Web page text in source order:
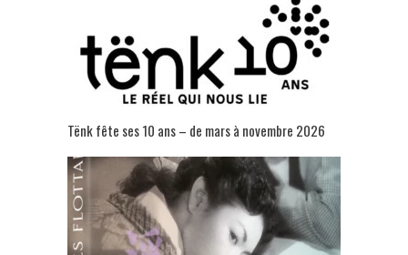
Tënk fête ses 10 ans – de mars à novembre 2026